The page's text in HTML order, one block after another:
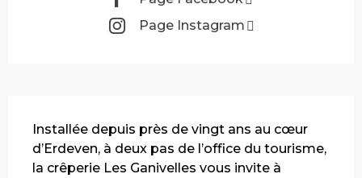
Page Instagram
Installée depuis près de vingt ans au cœur
d’Erdeven, à deux pas de l’office du tourisme,
la crêperie Les Ganivelles vous invite à